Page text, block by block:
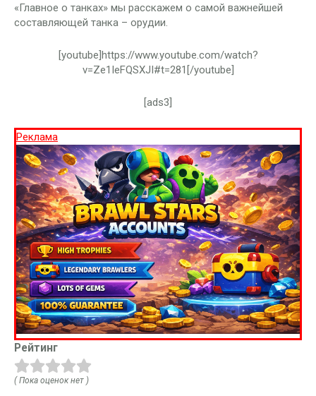
«Главное о танках» мы расскажем о самой важнейшей
составляющей танка – орудии.
[youtube]https://www.youtube.com/watch?
v=Ze1IeFQSXJI#t=281[/youtube]
[ads3]
Реклама
Рейтинг
( Пока оценок нет )